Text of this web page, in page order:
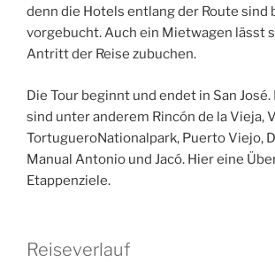
denn die Hotels entlang der Route sind
vorgebucht. Auch ein Mietwagen lässt
Antritt der Reise zubuchen.
Die Tour beginnt und endet in San
sind unter anderem Rincón de la Vieja,
Tortuguero­Nationalpark, Puerto Viejo,
Manual Antonio und Jacó. Hier eine
Etappenziele.
Reiseverlauf